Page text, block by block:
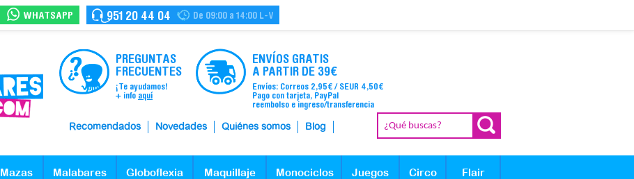
WHATSAPP 951 20 44 04 De 09:00 a 14:00 L-V
PREGUNTAS
FRECUENTES
¡Te ayudamos!
+ info aquí
ENVÍOS GRATIS
A PARTIR DE 39€
Envíos: Correos 2,95€ / SEUR 4,50€
Pago con tarjeta, PayPal
reembolso e ingreso/transferencia
Recomendados Novedades Quiénes somos Blog
Mazas Malabares Globoflexia Maquillaje Monociclos Juegos Circo Flair